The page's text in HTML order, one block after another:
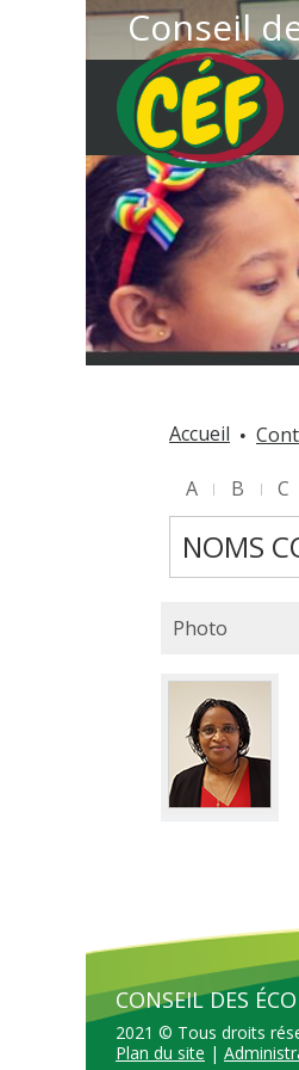
Conseil
Accueil
A B C
NOMS
Photo
CONSEIL DES
2021 © Tous droits
Plan du site |